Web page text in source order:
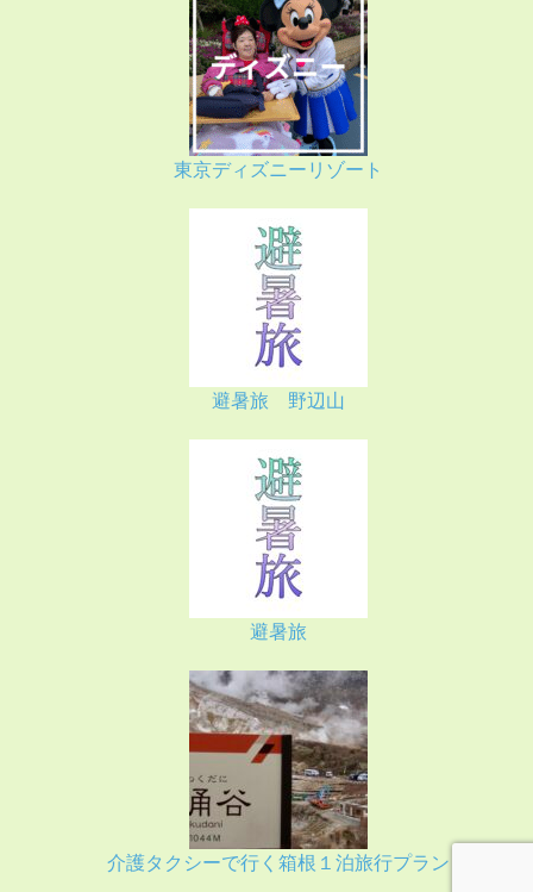
東京ディズニーリゾート
避暑旅 野辺山
避暑旅
介護タクシーで行く箱根１泊旅行プラン